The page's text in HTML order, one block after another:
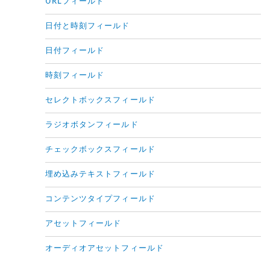
日付と時刻フィールド
日付フィールド
時刻フィールド
セレクトボックスフィールド
ラジオボタンフィールド
チェックボックスフィールド
埋め込みテキストフィールド
コンテンツタイプフィールド
アセットフィールド
オーディオアセットフィールド